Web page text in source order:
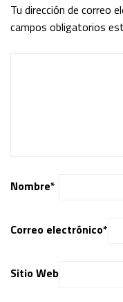
Tu dirección de correo
campos obligatorios
Nombre*
Correo electrónico*
Sitio Web